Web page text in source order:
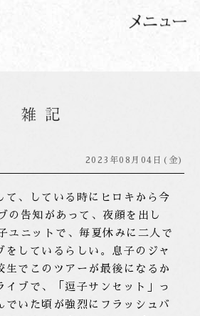
2023年08月04日(金)
て、している時にヒロキから今
告知があって、夜顔を出し
ユニットで、毎夏休みに二人で
をしているらしい。息子のジャ
生でこのツアーが最後になるか
イブで、「逗子サンセット」っ
でいた頃が強烈にフラッシュバ